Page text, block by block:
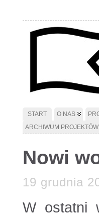
START O NAS
ARCHIWUM PROJEKTÓW
Nowi
19 grudnia
W ostatni